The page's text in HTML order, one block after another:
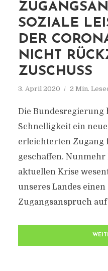
SOZIALE
DER
NICHT
ZUSCHUSS
3. April 2020 2 Min.
Die Bundesregierung
Schnelligkeit ein
erleichterten Zugang
geschaffen.
aktuellen Krise
unseres Landes
Zugangsanspruch